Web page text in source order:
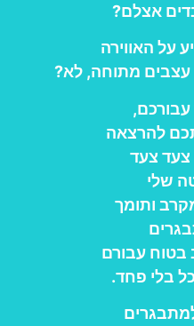
אצלם?
על האווירה
מתוחה, לא?
להרצאה
צעד
שלי
ותומך
בטוח עבורם
בלי פחד.